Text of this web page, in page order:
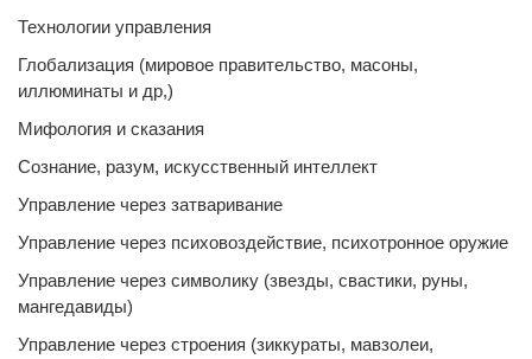
Технологии управления
Глобализация (мировое правительство, масоны,
иллюминаты и др,)
Мифология и сказания
Сознание, разум, искусственный интеллект
Управление через затваривание
Управление через психовоздействие, психотронное оружие
Управление через символику (звезды, свастики, руны,
мангедавиды)
Управление через строения (зиккураты, мавзолеи,